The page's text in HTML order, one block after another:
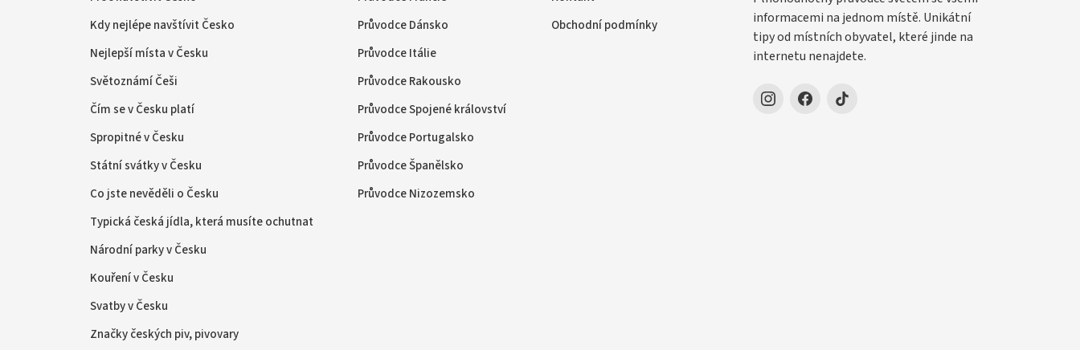
informacemi na jednom místě. Unikátní
tipy od místních obyvatel, které jinde na
internetu nenajdete.
Kdy nejlépe navštívit Česko
Nejlepší místa v Česku
Světoznámí Češi
Čím se v Česku platí
Spropitné v Česku
Státní svátky v Česku
Co jste nevěděli o Česku
Typická česká jídla, která musíte ochutnat
Národní parky v Česku
Kouření v Česku
Svatby v Česku
Značky českých piv, pivovary
Průvodce Dánsko
Průvodce Itálie
Průvodce Rakousko
Průvodce Spojené království
Průvodce Portugalsko
Průvodce Španělsko
Průvodce Nizozemsko
Obchodní podmínky